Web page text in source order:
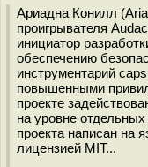
Ариадна Конилл
проигрывателя
инициатор
обеспечению
инструментарий
повышенными
проекте
на уровне
проекта написан на
лицензией MIT...